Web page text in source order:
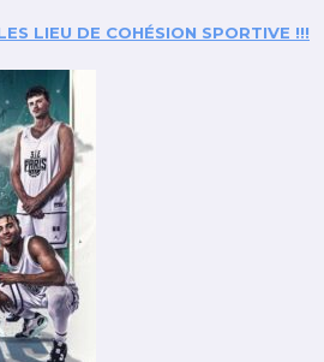
LIEU DE COHÉSION SPORTIVE !!!